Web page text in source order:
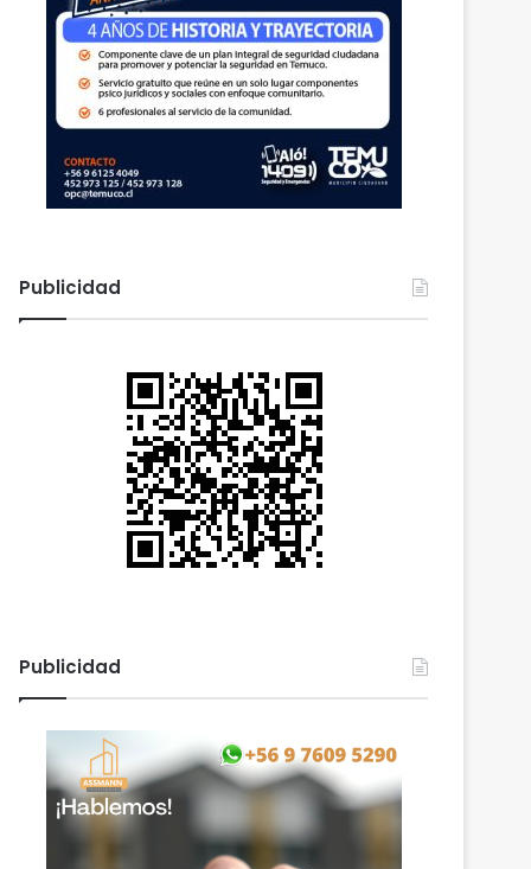
Publicidad
Publicidad